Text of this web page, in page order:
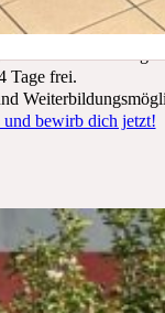
in einer
Tage frei.
und bewirb dich jetzt!